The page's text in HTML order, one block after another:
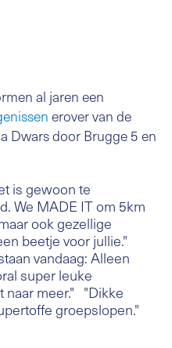
al jaren een
erover van de
Dwars door Brugge 5 en
is gewoon te
We MADE IT om 5km
ook gezellige
beetje voor jullie."
vandaag: Alleen
super leuke
naar meer." "Dikke
groepslopen."